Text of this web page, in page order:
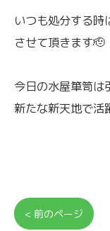
いつも処分する
させて頂きます🫡
今日の水屋箪笥は
新たな新天地で活
< 前のページ